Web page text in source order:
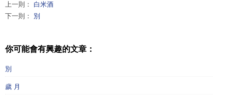
上一則： 白米酒
下一則： 別
你可能會有興趣的文章：
別
歲 月